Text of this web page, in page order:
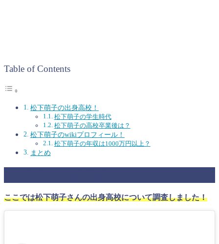
Table of Contents
松下萌子の出身高校！
松下萌子の学生時代
松下萌子の高校卒業後は？
松下萌子のwikiプロフィール！
松下萌子の年収は1000万円以上？
まとめ
ここでは松下萌子さんの出身高校について調査しました！